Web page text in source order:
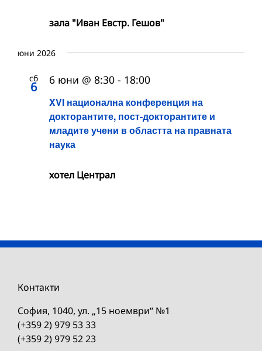
зала "Иван Евстр. Гешов"
юни 2026
сб
6
XVI национална конференция на
докторантите, пост-докторантите и
младите учени в областта на правната
наука
6 юни @ 8:30 - 18:00
хотел Централ
Контакти
София, 1040, ул. „15 ноември“ №1
(+359 2) 979 53 33
(+359 2) 979 52 23